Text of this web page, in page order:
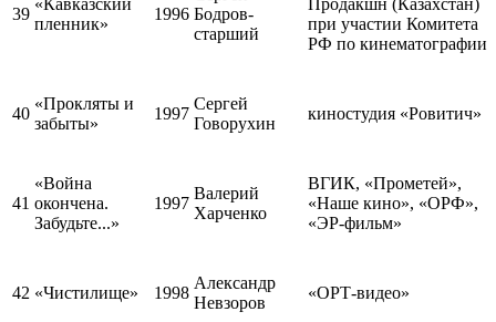
39
«Кавказский
пленник»
1996 Бодров-
старший
Продакшн (Казахстан)
при участии Комитета
РФ по кинематографии
40
«Прокляты и
забыты»
1997
Сергей
Говорухин
киностудия «Ровитич»
41
«Война
окончена.
Забудьте...»
1997
Валерий
Харченко
ВГИК, «Прометей»,
«Наше кино», «ОРФ»,
«ЭР-фильм»
42 «Чистилище» 1998
Александр
Невзоров
«ОРТ-видео»